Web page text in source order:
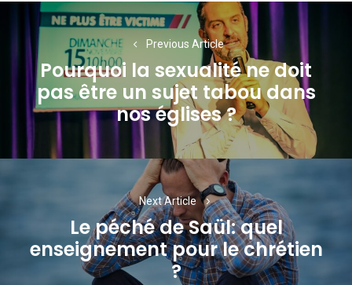
Navigation
l’article
Previous Article
Previous
post:
Pourquoi la sexualité ne doit
pas être un sujet tabou dans
nos églises ?
Next Article
Next
post:
Le péché de Saül: quel
enseignement pour le chrétien
?